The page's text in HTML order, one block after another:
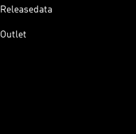
Releasedata
Outlet